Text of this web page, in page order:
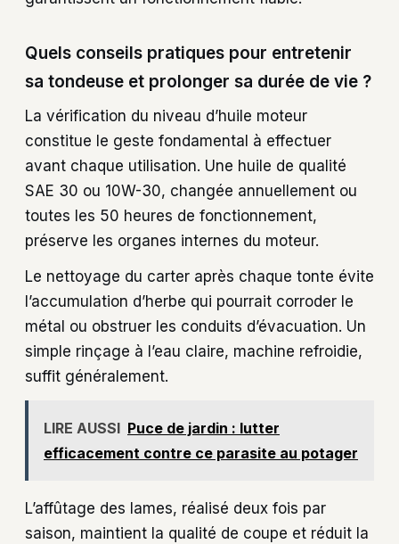
Quels conseils pratiques pour entretenir
sa tondeuse et prolonger sa durée de vie ?
La vérification du niveau d’huile moteur
constitue le geste fondamental à effectuer
avant chaque utilisation. Une huile de qualité
SAE 30 ou 10W-30, changée annuellement ou
toutes les 50 heures de fonctionnement,
préserve les organes internes du moteur.
Le nettoyage du carter après chaque tonte évite
l’accumulation d’herbe qui pourrait corroder le
métal ou obstruer les conduits d’évacuation. Un
simple rinçage à l’eau claire, machine refroidie,
suffit généralement.
LIRE AUSSI Puce de jardin : lutter
efficacement contre ce parasite au potager
L’affûtage des lames, réalisé deux fois par
saison, maintient la qualité de coupe et réduit la